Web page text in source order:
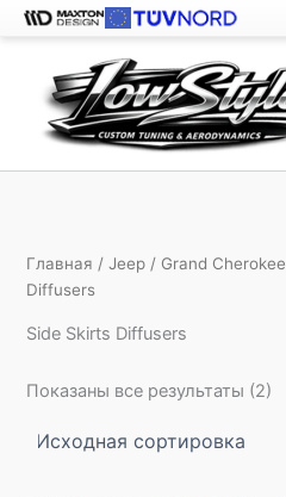
содержимому
Главная /Jeep / Grand Cherokee
Diffusers
Side Skirts Diffusers
Показаны все результаты (2)